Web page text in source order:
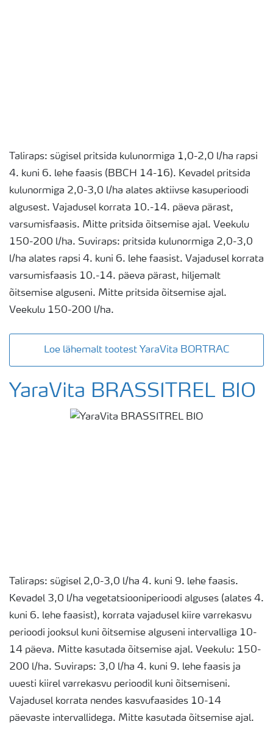
Taliraps: sügisel pritsida kulunormiga 1,0-2,0 l/ha rapsi
4. kuni 6. lehe faasis (BBCH 14-16). Kevadel pritsida
kulunormiga 2,0-3,0 l/ha alates aktiivse kasuperioodi
algusest. Vajadusel korrata 10.-14. päeva pärast,
varsumisfaasis. Mitte pritsida õitsemise ajal. Veekulu
150-200 l/ha. Suviraps: pritsida kulunormiga 2,0-3,0
l/ha alates rapsi 4. kuni 6. lehe faasist. Vajadusel korrata
varsumisfaasis 10.-14. päeva pärast, hiljemalt
õitsemise alguseni. Mitte pritsida õitsemise ajal.
Veekulu 150-200 l/ha.
Loe lähemalt tootest YaraVita BORTRAC
YaraVita BRASSITREL BIO
Taliraps: sügisel 2,0-3,0 l/ha 4. kuni 9. lehe faasis.
Kevadel 3,0 l/ha vegetatsiooniperioodi alguses (alates 4.
kuni 6. lehe faasist), korrata vajadusel kiire varrekasvu
perioodi jooksul kuni õitsemise alguseni intervalliga 10-
14 päeva. Mitte kasutada õitsemise ajal. Veekulu: 150-
200 l/ha. Suviraps: 3,0 l/ha 4. kuni 9. lehe faasis ja
uuesti kiirel varrekasvu perioodil kuni õitsemiseni.
Vajadusel korrata nendes kasvufaasides 10-14
päevaste intervallidega. Mitte kasutada õitsemise ajal.